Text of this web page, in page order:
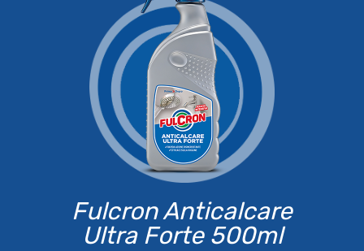
Fulcron Anticalcare
Ultra Forte 500ml